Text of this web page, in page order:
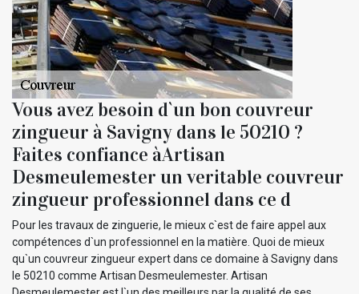
Vous avez besoin d`un bon couvreur
zingueur à Savigny dans le 50210 ?
Faites confiance àArtisan
Desmeulemester un veritable couvreur
zingueur professionnel dans ce d
Pour les travaux de zinguerie, le mieux c`est de faire appel aux
compétences d`un professionnel en la matière. Quoi de mieux
qu`un couvreur zingueur expert dans ce domaine à Savigny dans
le 50210 comme Artisan Desmeulemester. Artisan